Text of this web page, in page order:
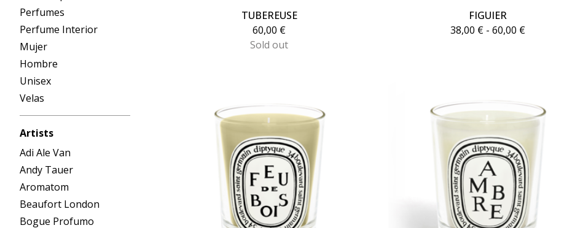
Perfumes
Perfume Interior
Mujer
Hombre
Unisex
Velas
Artists
Adi Ale Van
Andy Tauer
Aromatom
Beaufort London
Bogue Profumo
TUBEREUSE
60,00 €
Sold out
FIGUIER
38,00 € - 60,00 €